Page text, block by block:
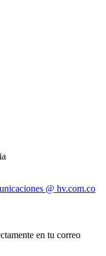
@ hv.com.co
en tu correo